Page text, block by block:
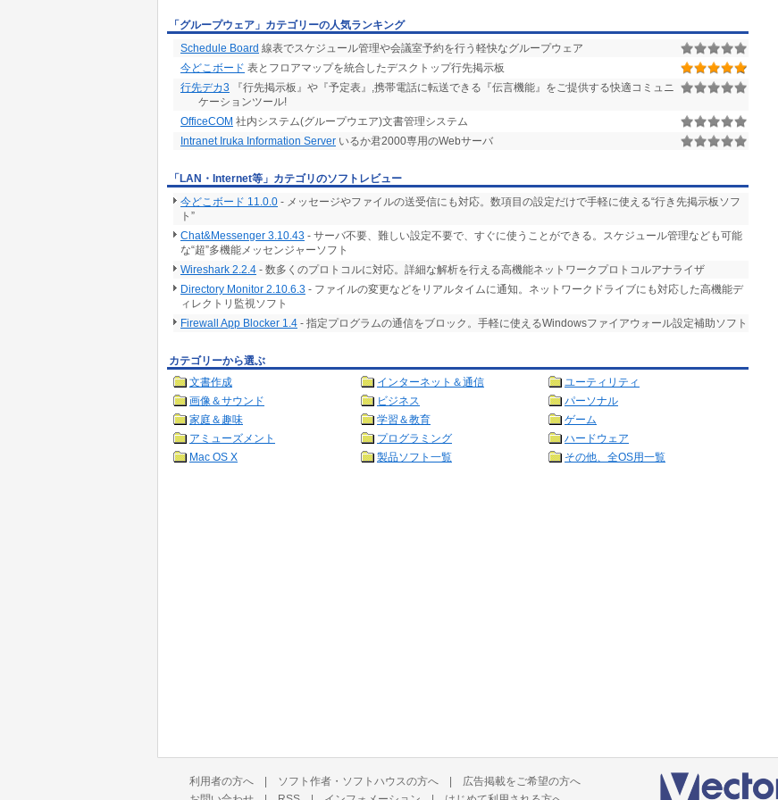
「グループウェア」カテゴリーの人気ランキング
Schedule Board 線表でスケジュール管理や会議室予約を行う軽快なグループウェア
今どこボード 表とフロアマップを統合したデスクトップ行先掲示板
行先デカ3 『行先掲示板』や『予定表』,携帯電話に転送できる『伝言機能』をご提供する快適コミュニ
ケーションツール!
OfficeCOM 社内システム(グループウエア)文書管理システム
Intranet Iruka Information Server いるか君2000専用のWebサーバ
「LAN・Internet等」カテゴリのソフトレビュー
今どこボード 11.0.0 - メッセージやファイルの送受信にも対応。数項目の設定だけで手軽に使える“行き先掲示板ソフ
ト”
Chat&Messenger 3.10.43 - サーバ不要、難しい設定不要で、すぐに使うことができる。スケジュール管理なども可能
な“超”多機能メッセンジャーソフト
Wireshark 2.2.4 - 数多くのプロトコルに対応。詳細な解析を行える高機能ネットワークプロトコルアナライザ
Directory Monitor 2.10.6.3 - ファイルの変更などをリアルタイムに通知。ネットワークドライブにも対応した高機能デ
ィレクトリ監視ソフト
Firewall App Blocker 1.4 - 指定プログラムの通信をブロック。手軽に使えるWindowsファイアウォール設定補助ソフト
カテゴリーから選ぶ
文書作成
インターネット＆通信
ユーティリティ
画像＆サウンド
ビジネス
パーソナル
家庭＆趣味
学習＆教育
ゲーム
アミューズメント
プログラミング
ハードウェア
Mac OS X
製品ソフト一覧 その他、全OS用一覧
利用者の方へ | ソフト作者・ソフトハウスの方へ | 広告掲載をご希望の方へ